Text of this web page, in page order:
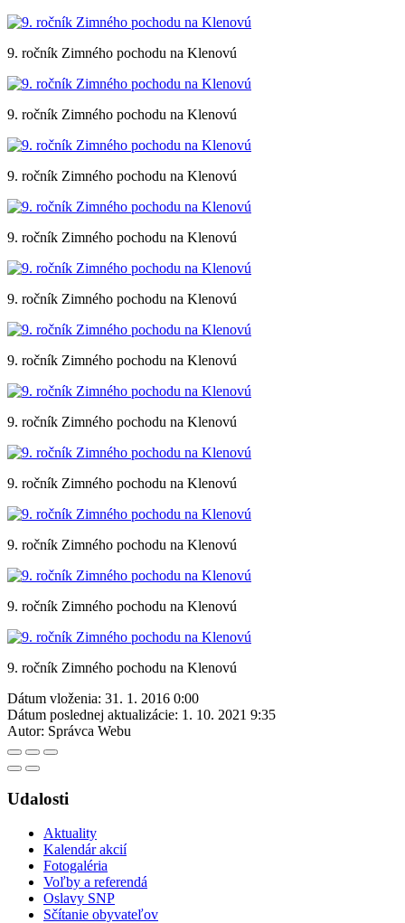
9. ročník Zimného pochodu na Klenovú
9. ročník Zimného pochodu na Klenovú
9. ročník Zimného pochodu na Klenovú
9. ročník Zimného pochodu na Klenovú
9. ročník Zimného pochodu na Klenovú
9. ročník Zimného pochodu na Klenovú
9. ročník Zimného pochodu na Klenovú
9. ročník Zimného pochodu na Klenovú
9. ročník Zimného pochodu na Klenovú
9. ročník Zimného pochodu na Klenovú
9. ročník Zimného pochodu na Klenovú
Dátum vloženia: 31. 1. 2016 0:00
Dátum poslednej aktualizácie: 1. 10. 2021 9:35
Autor: Správca Webu
Udalosti
Aktuality
Kalendár akcií
Fotogaléria
Voľby a referendá
Oslavy SNP
Sčítanie obyvateľov